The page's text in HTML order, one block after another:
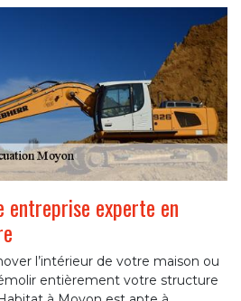
experte en
l’intérieur de votre maison ou
entièrement votre structure